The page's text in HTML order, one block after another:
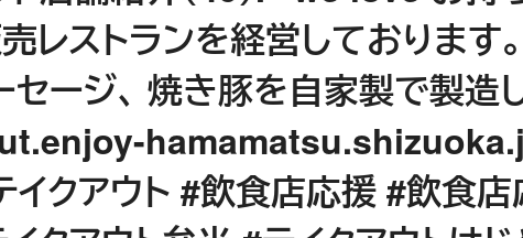
レストランを経営しておりま
セージ、 焼き豚を自家製で製造
クアウト #飲食店応援 #飲食店